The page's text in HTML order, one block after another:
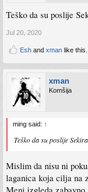
Teško da su poslije
Jul 20, 2020
Esh and xman like this.
xman
Komšija
ming said: ↑
Teško da su poslije
Mislim da nisu ni
laganica koja cilja na